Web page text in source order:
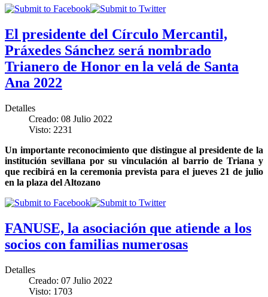
El presidente del Círculo Mercantil,
Práxedes Sánchez será nombrado
Trianero de Honor en la velá de Santa
Ana 2022
Detalles
Creado: 08 Julio 2022
Visto: 2231
Un importante reconocimiento que distingue al presidente de la
institución sevillana por su vinculación al barrio de Triana y
que recibirá en la ceremonia prevista para el jueves 21 de julio
en la plaza del Altozano
FANUSE, la asociación que atiende a los
socios con familias numerosas
Detalles
Creado: 07 Julio 2022
Visto: 1703